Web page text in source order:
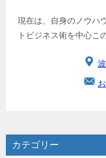
現在は、自身のノウハ
トビジネス術を中心こ
カテゴリー